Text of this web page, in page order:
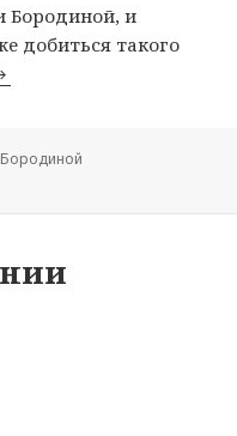
Бородиной, и
добиться такого
как у Ксении
Бородиной